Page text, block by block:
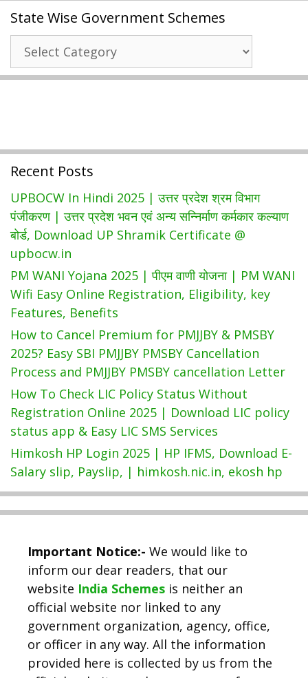
State Wise Government Schemes
State
Wise
Government
Recent Posts
UPBOCW In Hindi 2025 | उत्तर प्रदेश श्रम विभाग
पंजीकरण | उत्तर प्रदेश भवन एवं अन्य सन्निर्माण कर्मकार कल्याण
बोर्ड, Download UP Shramik Certificate @
upbocw.in
PM WANI Yojana 2025 | पीएम वाणी योजना | PM WANI
Wifi Easy Online Registration, Eligibility, key
Features, Benefits
How to Cancel Premium for PMJJBY & PMSBY
2025? Easy SBI PMJJBY PMSBY Cancellation
Process and PMJJBY PMSBY cancellation Letter
How To Check LIC Policy Status Without
Registration Online 2025 | Download LIC policy
status app & Easy LIC SMS Services
Himkosh HP Login 2025 | HP IFMS, Download E-
Salary slip, Payslip, | himkosh.nic.in, ekosh hp
Important Notice:- We would like to
inform our dear readers, that our
website India Schemes is neither an
official website nor linked to any
government organization, agency, office,
or officer in any way. All the information
provided here is collected by us from the